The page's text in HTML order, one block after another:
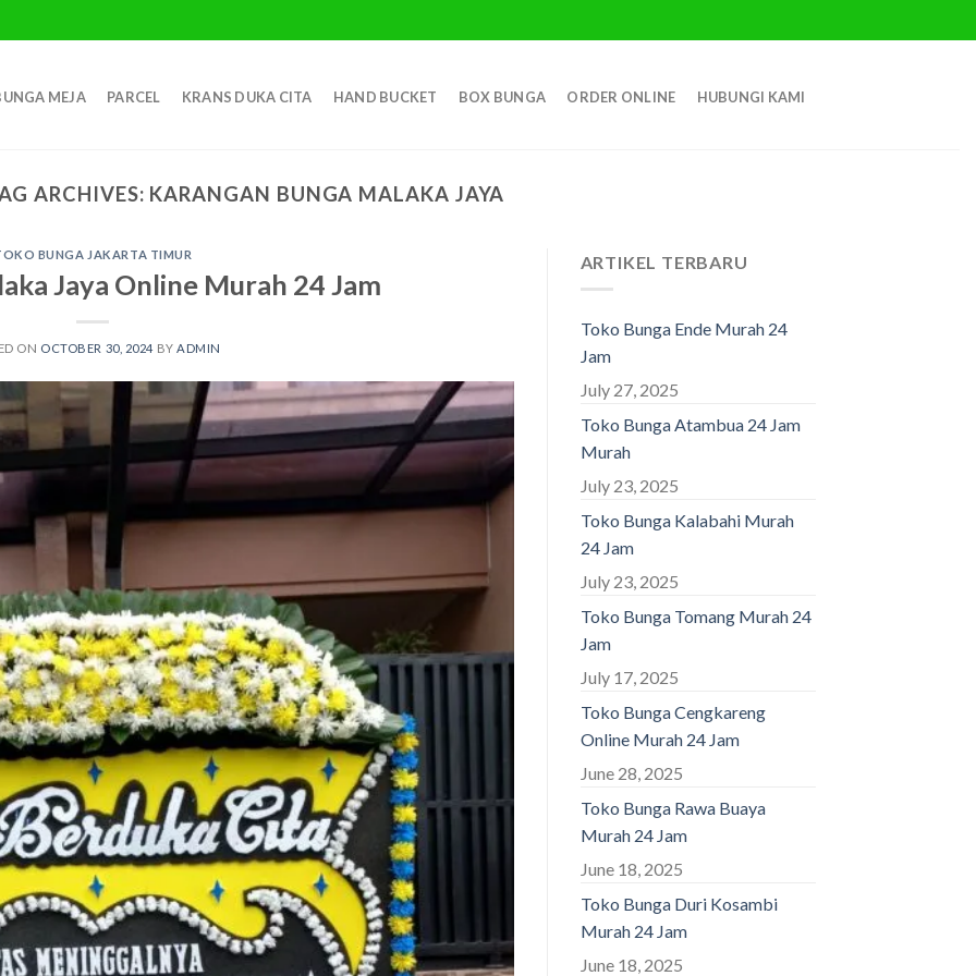
MEJA PARCEL KRANS DUKA CITA HAND BUCKET BOX BUNGA ORDER ONLINE HUBUNGI KAMI
ARCHIVES: KARANGAN BUNGA MALAKA JAYA
BUNGA JAKARTA TIMUR
Jaya Online Murah 24 Jam
ON OCTOBER 30, 2024 BYADMIN
ARTIKEL TERBARU
Toko Bunga Ende Murah 24
Jam
July 27, 2025
Toko Bunga Atambua 24 Jam
Murah
July 23, 2025
Toko Bunga Kalabahi Murah
24 Jam
July 23, 2025
Toko Bunga Tomang Murah 24
Jam
July 17, 2025
Toko Bunga Cengkareng
Online Murah 24 Jam
June 28, 2025
Toko Bunga Rawa Buaya
Murah 24 Jam
June 18, 2025
Toko Bunga Duri Kosambi
Murah 24 Jam
June 18, 2025